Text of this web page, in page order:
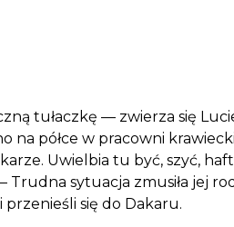
tułaczkę — zwierza się
na półce w pracowni
. Uwielbia tu być, szyć,
sytuacja zmusiła jej
się do Dakaru.